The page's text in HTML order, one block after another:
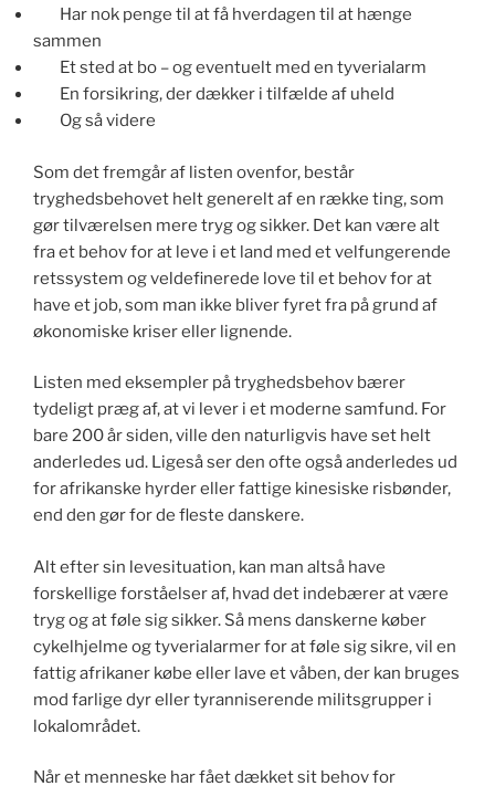
Har nok penge til at få hverdagen til at hænge
sammen
Et sted at bo – og eventuelt med en tyverialarm
En forsikring, der dækker i tilfælde af uheld
Og så videre
Som det fremgår af listen ovenfor, består
tryghedsbehovet helt generelt af en række ting, som
gør tilværelsen mere tryg og sikker. Det kan være alt
fra et behov for at leve i et land med et velfungerende
retssystem og veldefinerede love til et behov for at
have et job, som man ikke bliver fyret fra på grund af
økonomiske kriser eller lignende.
Listen med eksempler på tryghedsbehov bærer
tydeligt præg af, at vi lever i et moderne samfund. For
bare 200 år siden, ville den naturligvis have set helt
anderledes ud. Ligeså ser den ofte også anderledes ud
for afrikanske hyrder eller fattige kinesiske risbønder,
end den gør for de fleste danskere.
Alt efter sin levesituation, kan man altså have
forskellige forståelser af, hvad det indebærer at være
tryg og at føle sig sikker. Så mens danskerne køber
cykelhjelme og tyverialarmer for at føle sig sikre, vil en
fattig afrikaner købe eller lave et våben, der kan bruges
mod farlige dyr eller tyranniserende militsgrupper i
lokalområdet.
Når et menneske har fået dækket sit behov for